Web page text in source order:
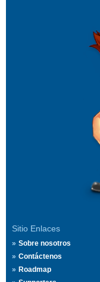
Sitio Enlaces
Sobre nosotros
Contáctenos
Roadmap